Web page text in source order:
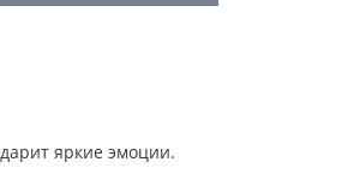
яркие эмоции.